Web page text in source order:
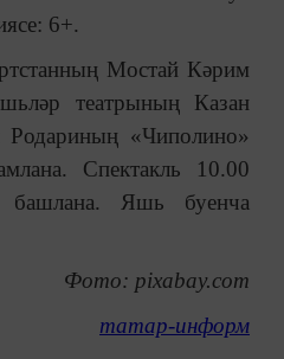
6+.
Мостай Кәрим
театрының Казан
Родариның «Чиполино»
Спектакль 10.00
башлана. Яшь буенча
Фото: pixabay.com
татар-информ